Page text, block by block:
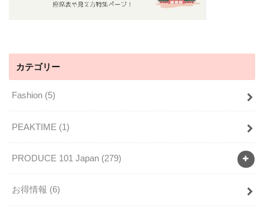
カテゴリー
Fashion (5)
PEAKTIME (1)
PRODUCE 101 Japan (279)
お得情報 (6)